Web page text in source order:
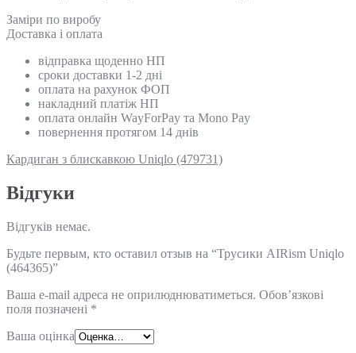
Замiри по виробу
Доставка і оплата
відправка щоденно НП
сроки доставки 1-2 дні
оплата на рахунок ФОП
накладний платіж НП
оплата онлайн WayForPay та Mono Pay
повернення протягом 14 днів
Кардиган з блискавкою Uniqlo (479731)
Відгуки
Відгуків немає.
Будьте первым, кто оставил отзыв на “Трусики AIRism Uniqlo
(464365)”
Ваша e-mail адреса не оприлюднюватиметься. Обов’язкові
поля позначені *
Ваша оцінка